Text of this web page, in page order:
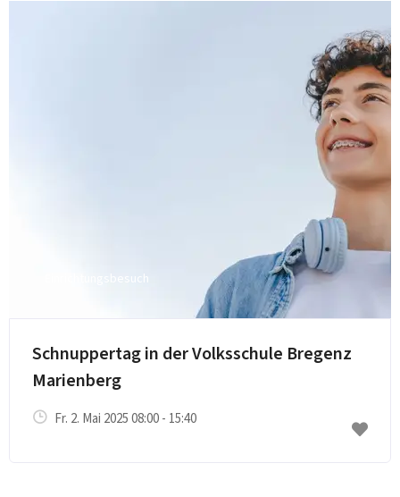
Einrichtungsbesuch
Schnuppertag in der Volksschule Bregenz
Marienberg
Fr. 2. Mai 2025 08:00 - 15:40